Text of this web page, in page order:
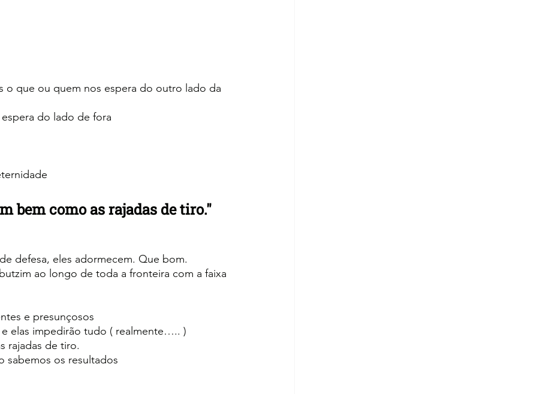
o que ou quem nos espera do outro lado da
do lado de fora
bem como as rajadas de tiro."
defesa, eles adormecem. Que bom.
ao longo de toda a fronteira com a faixa
e presunçosos
elas impedirão tudo ( realmente….. )
rajadas de tiro.
sabemos os resultados